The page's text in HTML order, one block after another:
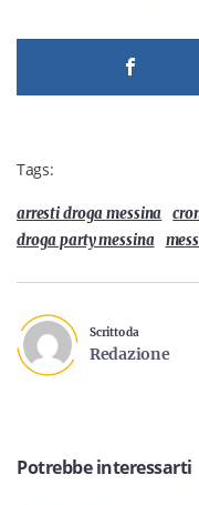
Tags:
arresti droga messina
droga party messina
Scritto da
Redazione
Potrebbe interessarti